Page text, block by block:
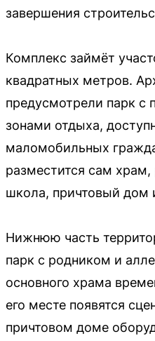
завершения
Комплекс займёт
квадратных метров.
предусмотрели парк
зонами отдыха,
маломобильных
разместится сам
школа, причтовый дом
Нижнюю часть
парк с родником и
основного храма
его месте появятся
причтовом доме